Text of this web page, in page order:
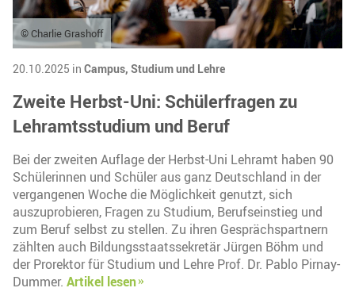
© Charlie Grashoff
20.10.2025 in Campus, Studium und Lehre
Zweite Herbst-Uni: Schülerfragen zu
Lehramtsstudium und Beruf
Bei der zweiten Auflage der Herbst-Uni Lehramt haben 90
Schülerinnen und Schüler aus ganz Deutschland in der
vergangenen Woche die Möglichkeit genutzt, sich
auszuprobieren, Fragen zu Studium, Berufseinstieg und
zum Beruf selbst zu stellen. Zu ihren Gesprächspartnern
zählten auch Bildungsstaatssekretär Jürgen Böhm und
der Prorektor für Studium und Lehre Prof. Dr. Pablo Pirnay-
Dummer. Artikel lesen